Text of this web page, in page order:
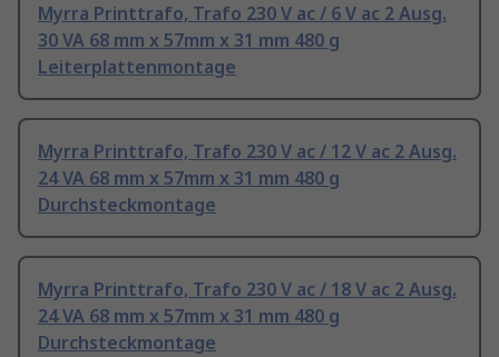
Myrra Printtrafo, Trafo 230 V ac / 6 V ac 2 Ausg.
30 VA 68 mm x 57mm x 31 mm 480 g
Leiterplattenmontage
Myrra Printtrafo, Trafo 230 V ac / 12 V ac 2 Ausg.
24 VA 68 mm x 57mm x 31 mm 480 g
Durchsteckmontage
Myrra Printtrafo, Trafo 230 V ac / 18 V ac 2 Ausg.
24 VA 68 mm x 57mm x 31 mm 480 g
Durchsteckmontage